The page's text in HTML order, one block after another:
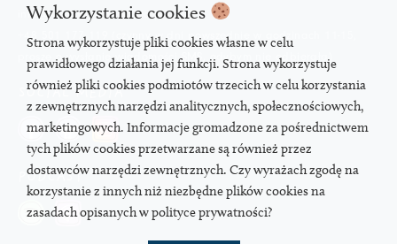
info@wydawnictwopauza.pl
+48 501 177 119 (czynny w dni powszednie w godzinach 11-15,
proszę o wysłanie wiadomości SMS, gdybym nie odbierała)
SOCIAL MEDIA
PODCAST
Wykorzystanie cookies
Strona wykorzystuje pliki cookies własne w celu
prawidłowego działania jej funkcji. Strona wykorzystuje
również pliki cookies podmiotów trzecich w celu korzystania
z zewnętrznych narzędzi analitycznych, społecznościowych,
marketingowych. Informacje gromadzone za pośrednictwem
tych plików cookies przetwarzane są również przez
dostawców narzędzi zewnętrznych. Czy wyrażach zgodę na
korzystanie z innych niż niezbędne plików cookies na
zasadach opisanych w polityce prywatności?